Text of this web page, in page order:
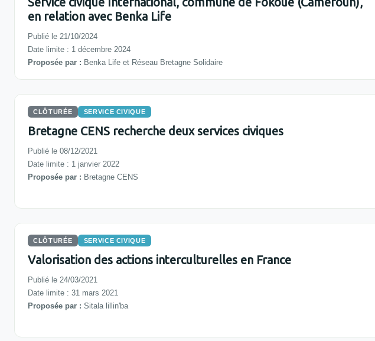
en relation avec Benka Life
Publié le 21/10/2024
Date limite : 1 décembre 2024
Proposée par : Benka Life et Réseau Bretagne Solidaire
CLÔTURÉE SERVICE CIVIQUE
Bretagne CENS recherche deux services civiques
Publié le 08/12/2021
Date limite : 1 janvier 2022
Proposée par : Bretagne CENS
CLÔTURÉE SERVICE CIVIQUE
Valorisation des actions interculturelles en France
Publié le 24/03/2021
Date limite : 31 mars 2021
Proposée par : Sitala lillin'ba